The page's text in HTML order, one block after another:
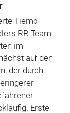
Tiemo
RR Team
im
auf den
der durch
Erste